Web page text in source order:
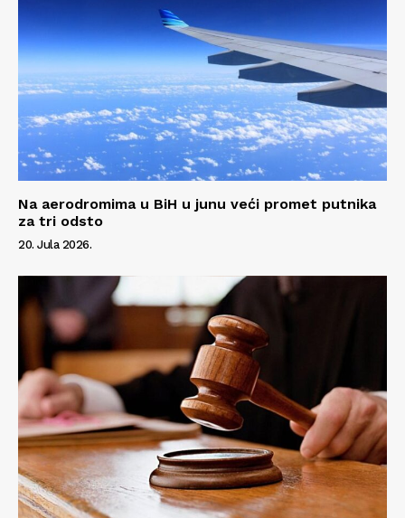
Na aerodromima u BiH u junu veći promet putnika
za tri odsto
20. Jula 2026.